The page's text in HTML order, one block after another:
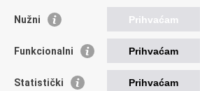
Korisne poveznice
Vlada RH
Predsjednik RH
Nužni Prihvaćam
Funkcionalni Prihvaćam
Statistički Prihvaćam